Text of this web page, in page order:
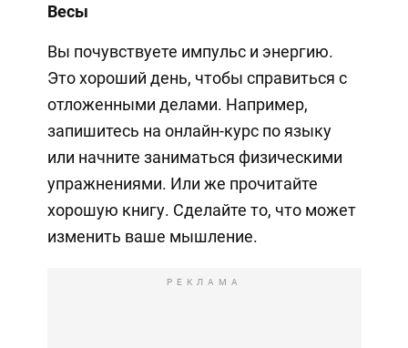
Весы
Вы почувствуете импульс и энергию.
Это хороший день, чтобы справиться с
отложенными делами. Например,
запишитесь на онлайн-курс по языку
или начните заниматься физическими
упражнениями. Или же прочитайте
хорошую книгу. Сделайте то, что может
изменить ваше мышление.
РЕКЛАМА